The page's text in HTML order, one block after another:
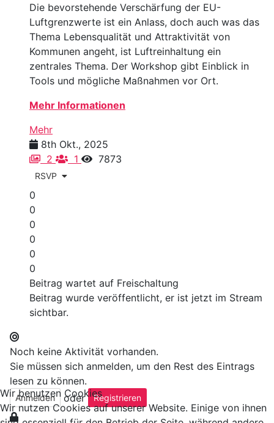
Die bevorstehende Verschärfung der EU-
Luftgrenzwerte ist ein Anlass, doch auch was das
Thema Lebensqualität und Attraktivität von
Kommunen angeht, ist Luftreinhaltung ein
zentrales Thema. Der Workshop gibt Einblick in
Tools und mögliche Maßnahmen vor Ort.
Mehr Informationen
Mehr
8th Okt., 2025
2
1 7873
RSVP
0
0
0
0
0
0
Beitrag wartet auf Freischaltung
Beitrag wurde veröffentlicht, er ist jetzt im Stream
sichtbar.
Noch keine Aktivität vorhanden.
Sie müssen sich anmelden, um den Rest des Eintrags
lesen zu können.
Anmelden oder Registrieren
Wir benutzen Cookies
Wir nutzen Cookies auf unserer Website. Einige von ihnen